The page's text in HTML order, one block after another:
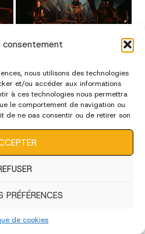
consentement
nous utilisons des technologies
et/ou accéder aux informations
à ces technologies nous permettra
le comportement de navigation ou
de ne pas consentir ou de retirer son
PRÉFÉRENCES
de cookies